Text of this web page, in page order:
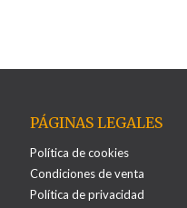
PÁGINAS LEGALES
Política de cookies
Condiciones de venta
Política de privacidad